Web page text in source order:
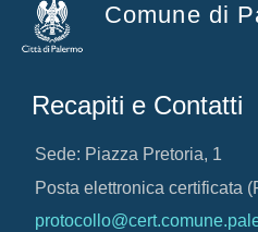
Comune di
Recapiti e Contatti
Sede: Piazza Pretoria, 1
Posta elettronica certificata